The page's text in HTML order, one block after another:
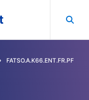
FATSO.A.K66.ENT.FR.PF